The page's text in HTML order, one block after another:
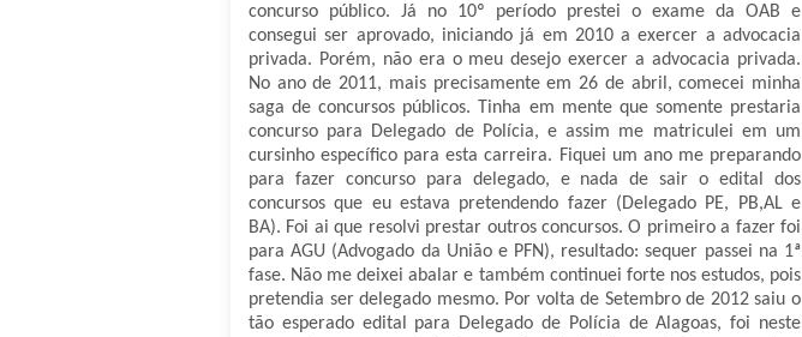
concurso público. Já no 10º período prestei o exame da OAB e
consegui ser aprovado, iniciando já em 2010 a exercer a advocacia
privada. Porém, não era o meu desejo exercer a advocacia privada.
No ano de 2011, mais precisamente em 26 de abril, comecei minha
saga de concursos públicos. Tinha em mente que somente prestaria
concurso para Delegado de Polícia, e assim me matriculei em um
cursinho específico para esta carreira. Fiquei um ano me preparando
para fazer concurso para delegado, e nada de sair o edital dos
concursos que eu estava pretendendo fazer (Delegado PE, PB,AL e
BA). Foi ai que resolvi prestar outros concursos. O primeiro a fazer foi
para AGU (Advogado da União e PFN), resultado: sequer passei na 1ª
fase. Não me deixei abalar e também continuei forte nos estudos, pois
pretendia ser delegado mesmo. Por volta de Setembro de 2012 saiu o
tão esperado edital para Delegado de Polícia de Alagoas, foi neste